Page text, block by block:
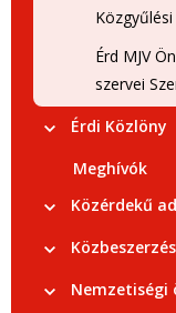
Érd MJV
szervei
Érdi Közlöny
Meghívók
Közérdekű